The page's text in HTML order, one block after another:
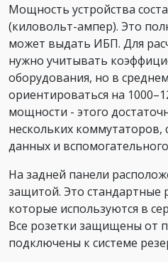
Мощность устройства
(киловольт-ампер). Это
может выдать ИБП. Для
нужно учитывать
оборудования, но в
ориентироваться на
мощности - этого
нескольких коммутаторов,
данных и
На задней панели
защитой. Это стандартные
которые используются в
Все розетки защищены от
подключены к системе